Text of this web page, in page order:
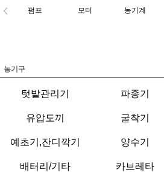
펌프 모터 농기계
농기구
텃밭관리기 파종기
유압도끼 굴착기
예초기,잔디깍기 양수기
배터리/기타 카브레타